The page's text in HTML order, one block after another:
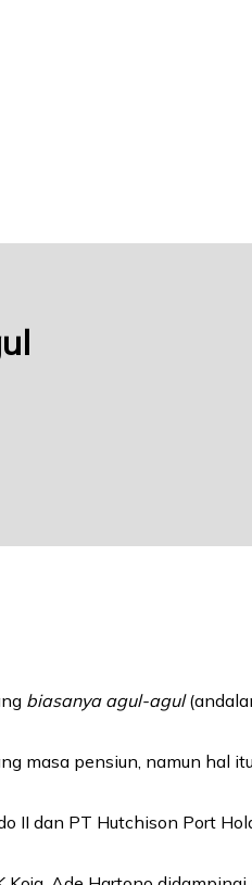
biasanya agul-agul
masa pensiun, namun hal
II dan PT Hutchison Port